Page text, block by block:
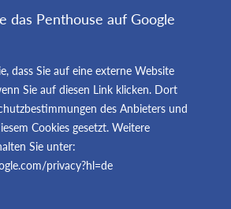
das Penthouse auf Google
dass Sie auf eine externe Website
Sie auf diesen Link klicken. Dort
des Anbieters und
Cookies gesetzt. Weitere
Sie unter:
privacy?hl=de